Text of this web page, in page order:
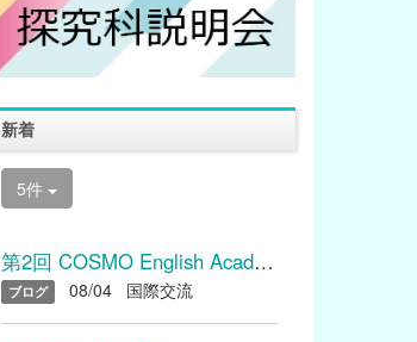
新着
5件
第2回 COSMO English Academyを開催しました
ブログ 08/04 国際交流